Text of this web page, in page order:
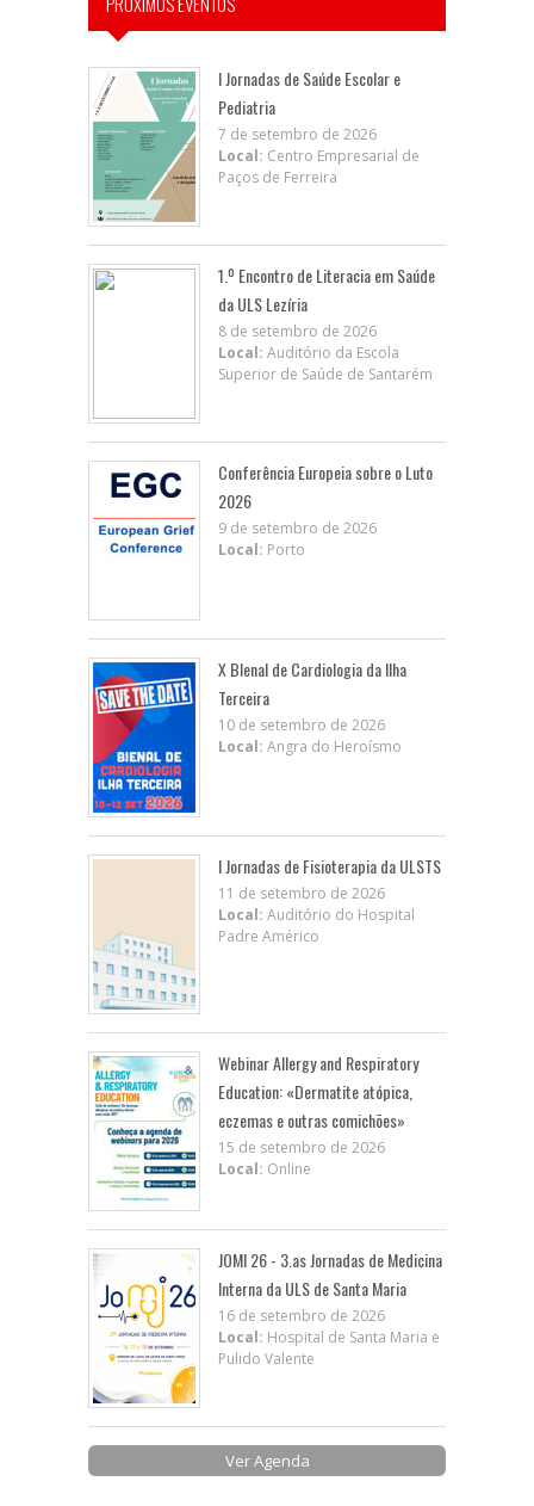
I Jornadas de Saúde Escolar e
Pediatria
7 de setembro de 2026
Local: Centro Empresarial de
Paços de Ferreira
1.º Encontro de Literacia em Saúde
da ULS Lezíria
8 de setembro de 2026
Local: Auditório da Escola
Superior de Saúde de Santarém
Conferência Europeia sobre o Luto
2026
9 de setembro de 2026
Local: Porto
X BIenal de Cardiologia da Ilha
Terceira
10 de setembro de 2026
Local: Angra do Heroísmo
I Jornadas de Fisioterapia da ULSTS
11 de setembro de 2026
Local: Auditório do Hospital
Padre Américo
Webinar Allergy and Respiratory
Education: «Dermatite atópica,
eczemas e outras comichões»
15 de setembro de 2026
Local: Online
JOMI 26 - 3.as Jornadas de Medicina
Interna da ULS de Santa Maria
16 de setembro de 2026
Local: Hospital de Santa Maria e
Pulido Valente
Ver Agenda